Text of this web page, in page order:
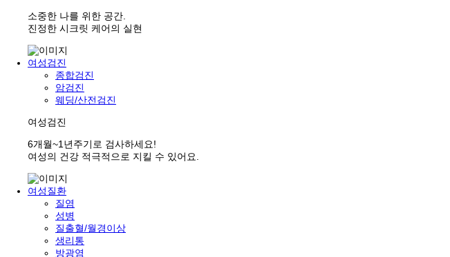
소중한 나를 위한 공간.
진정한 시크릿 케어의 실현
여성검진
종합검진
암검진
웨딩/산전검진
여성검진
6개월~1년주기로 검사하세요!
여성의 건강 적극적으로 지킬 수 있어요.
여성질환
질염
성병
질출혈/월경이상
생리통
방광염